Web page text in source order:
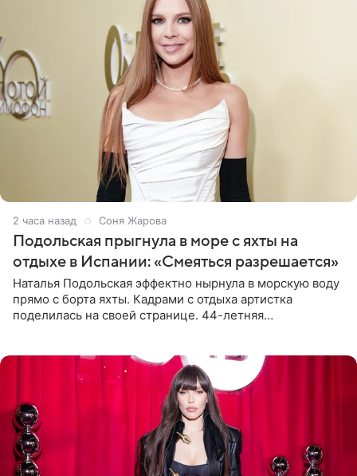
2 часа назад Соня Жарова
Подольская прыгнула в море с яхты на
отдыхе в Испании: «Смеяться разрешается»
Наталья Подольская эффектно нырнула в морскую воду
прямо с борта яхты. Кадрами с отдыха артистка
поделилась на своей странице. 44-летняя